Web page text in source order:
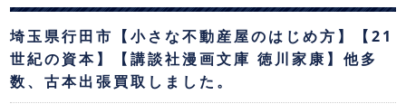
埼玉県行田市【小さな不動産屋のはじめ方】【21
世紀の資本】【講談社漫画文庫 徳川家康】他多
数、古本出張買取しました。